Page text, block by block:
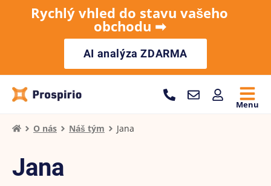
Rychlý vhled do stavu vašeho
obchodu ➡︎
AI analýza ZDARMA
Menu
O nás Náš tým Jana
Jana